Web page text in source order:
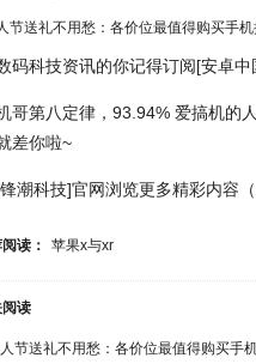
码科技资讯的你记得订阅[安卓中
哥第八定律，93.94% 爱搞机的
差你啦~
潮科技]官网浏览更多精彩内容
读： 苹果x与xr
读
节送礼不用愁：各价位最值得购买手